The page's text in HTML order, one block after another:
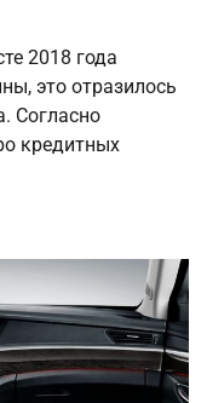
2018 года
это отразилось
Согласно
кредитных